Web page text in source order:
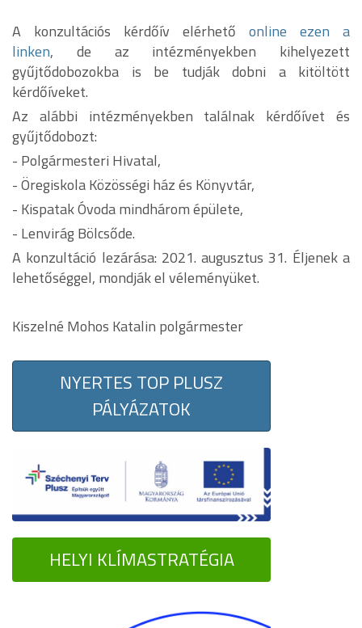
A konzultációs kérdőív elérhető online ezen a
linken, de az intézményekben kihelyezett
gyűjtődobozokba is be tudják dobni a kitöltött
kérdőíveket.
Az alábbi intézményekben találnak kérdőívet és
gyűjtődobozt:
- Polgármesteri Hivatal,
- Öregiskola Közösségi ház és Könyvtár,
- Kispatak Óvoda mindhárom épülete,
- Lenvirág Bölcsőde.
A konzultáció lezárása: 2021. augusztus 31. Éljenek a
lehetőséggel, mondják el véleményüket.
Kiszelné Mohos Katalin polgármester
NYERTES TOP PLUSZ
PÁLYÁZATOK
HELYI KLÍMASTRATÉGIA